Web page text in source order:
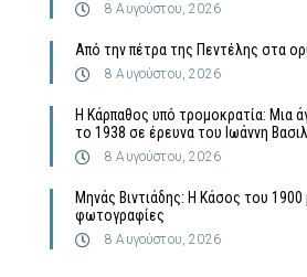
8 Αυγούστου, 2026
Από την πέτρα της Πεντέλης στα
8 Αυγούστου, 2026
Η Κάρπαθος υπό τρομοκρατία: Μια
το 1938 σε έρευνα του Ιωάννη
8 Αυγούστου, 2026
Μηνάς Βιντιάδης: Η Κάσος του 1900
φωτογραφίες
8 Αυγούστου, 2026